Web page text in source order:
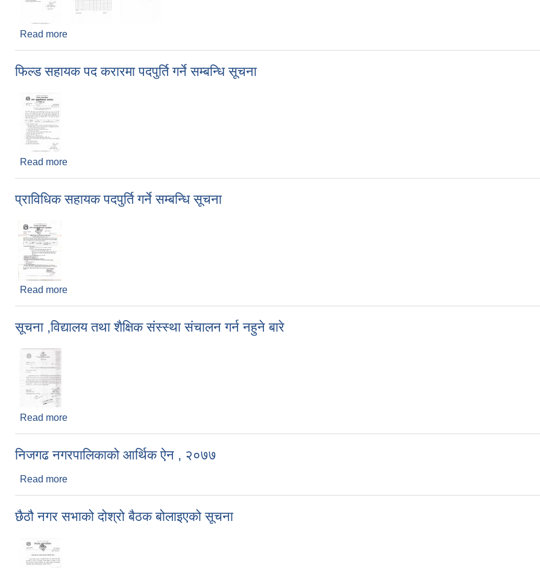
Read more
फिल्ड सहायक पद करारमा पदपुर्ति गर्ने सम्बन्धि सूचना
Read more
प्राविधिक सहायक पदपुर्ति गर्ने सम्बन्धि सूचना
Read more
सूचना ,विद्यालय तथा शैक्षिक संस्स्था संचालन गर्न नहुने बारे
Read more
निजगढ नगरपालिकाको आर्थिक ऐन , २०७७
Read more
छैठौ नगर सभाको दोश्रो बैठक बोलाइएको सूचना